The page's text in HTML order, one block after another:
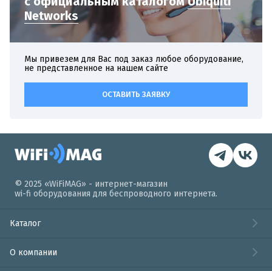
Networks
Мы привезем для Вас под заказ любое оборудование,
не представленное на нашем сайте
ОСТАВИТЬ ЗАЯВКУ
© 2025 «WiFiMAG» - интернет-магазин
wi-fi оборудования для беспроводного интернета.
Каталог
О компании